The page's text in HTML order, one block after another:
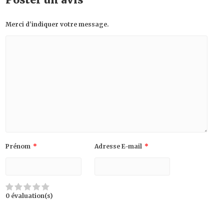
Merci d'indiquer votre message.
Prénom * Adresse E-mail *
0 évaluation(s)